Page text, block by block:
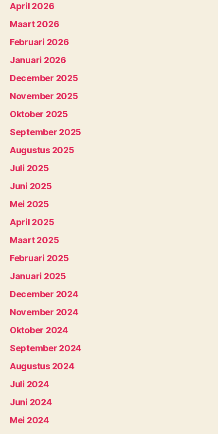
April 2026
Maart 2026
Februari 2026
Januari 2026
December 2025
November 2025
Oktober 2025
September 2025
Augustus 2025
Juli 2025
Juni 2025
Mei 2025
April 2025
Maart 2025
Februari 2025
Januari 2025
December 2024
November 2024
Oktober 2024
September 2024
Augustus 2024
Juli 2024
Juni 2024
Mei 2024